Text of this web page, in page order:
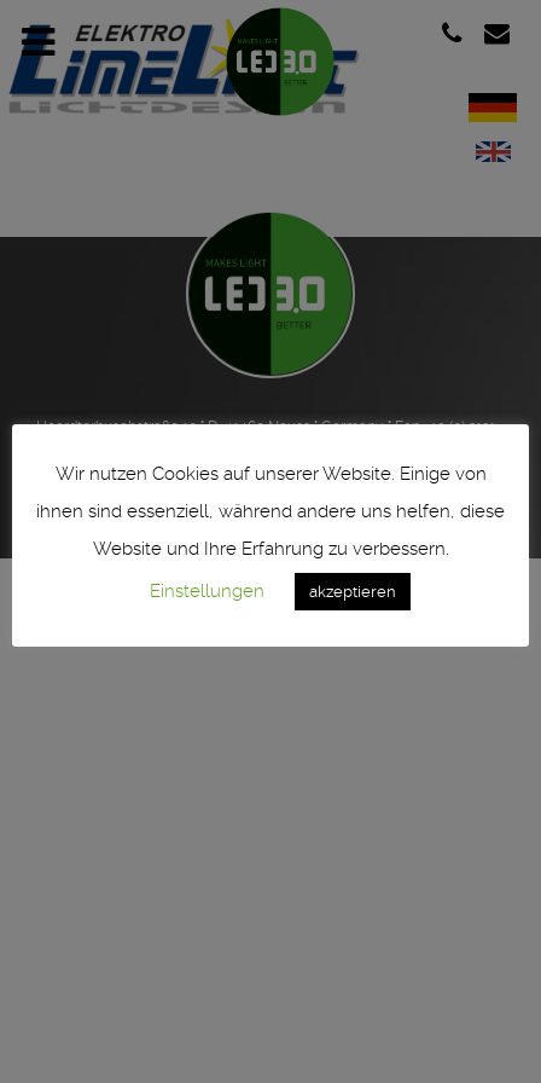
Heerdterbuschstraße 10 ° D-41460 Neuss ° Germany ° Fon +49 (0) 2131 -
Impressum | imprint
Datenschutzerklärung | Privacy Policy
Wir nutzen Cookies auf unserer Website. Einige von
ihnen sind essenziell, während andere uns helfen, diese
Website und Ihre Erfahrung zu verbessern.
Einstellungen
akzeptieren